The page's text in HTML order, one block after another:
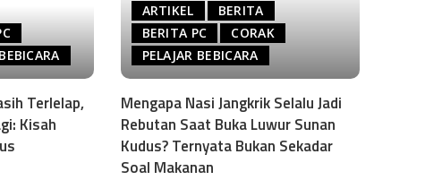
Terlelap,
Kisah
ARTIKEL
BERITA
BERITA PC
CORAK
PELAJAR BEBICARA
Mengapa Nasi Jangkrik Selalu Jadi
Rebutan Saat Buka Luwur Sunan
Kudus? Ternyata Bukan Sekadar
Soal Makanan